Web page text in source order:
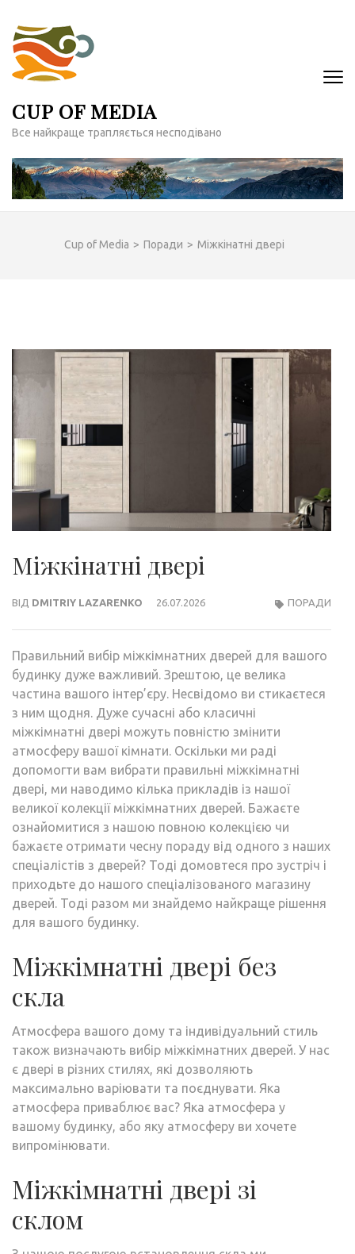
вмісту
(натисніть
Enter)
CUP OF MEDIA
Все найкраще трапляється несподівано
Cup of Media > Поради > Міжкінатні двері
Міжкінатні двері
ВІД DMITRIY LAZARENKO 26.07.2026 ПОРАДИ
Правильний вибір міжкімнатних дверей для вашого
будинку дуже важливий. Зрештою, це велика
частина вашого інтер’єру. Несвідомо ви стикаєтеся
з ним щодня. Дуже сучасні або класичні
міжкімнатні двері можуть повністю змінити
атмосферу вашої кімнати. Оскільки ми раді
допомогти вам вибрати правильні міжкімнатні
двері, ми наводимо кілька прикладів із нашої
великої колекції міжкімнатних дверей. Бажаєте
ознайомитися з нашою повною колекцією чи
бажаєте отримати чесну пораду від одного з наших
спеціалістів з дверей? Тоді домовтеся про зустріч і
приходьте до нашого спеціалізованого магазину
дверей. Тоді разом ми знайдемо найкраще рішення
для вашого будинку.
Міжкімнатні двері без
скла
Атмосфера вашого дому та індивідуальний стиль
також визначають вибір міжкімнатних дверей. У нас
є двері в різних стилях, які дозволяють
максимально варіювати та поєднувати. Яка
атмосфера приваблює вас? Яка атмосфера у
вашому будинку, або яку атмосферу ви хочете
випромінювати.
Міжкімнатні двері зі
склом